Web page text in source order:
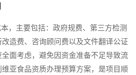
主要包括：政府规费、第三方检测
造费、咨询顾问费以及文件翻译公证
面考虑，避免因资金准备不足导致流
亚食品资质办理预算方案，是项目顺